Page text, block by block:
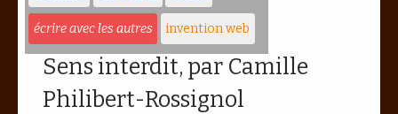
écrire avec les autres invention web
Sens interdit, par Camille
Philibert-Rossignol